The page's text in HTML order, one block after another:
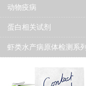
动物疫病
蛋白相关试剂
虾类水产病原体检测系列